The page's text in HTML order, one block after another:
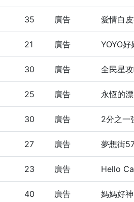
35 廣告 愛情白
21 廣告 YOYO好
30 廣告 全民星
25 廣告 永恆的
30 廣告 2分之一
27 廣告 夢想街
23 廣告 Hello
40 廣告 媽媽好神